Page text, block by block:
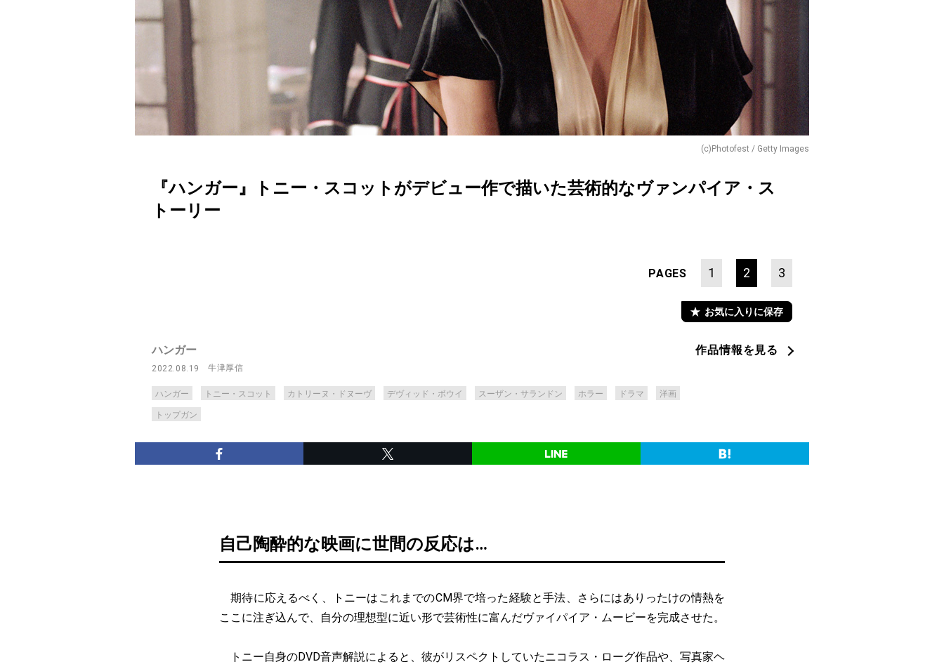
(c)Photofest / Getty Images
『ハンガー』トニー・スコットがデビュー作で描いた芸術的なヴァンパイア・ス
トーリー
PAGES 1 2 3
お気に入りに保存
ハンガー
2022.08.19 牛津厚信
ハンガー トニー・スコット カトリーヌ・ドヌーヴ デヴィッド・ボウイ スーザン・サランドン ホラー ドラマ 洋画
トップガン
作品情報を見る
自己陶酔的な映画に世間の反応は…
期待に応えるべく、トニーはこれまでのCM界で培った経験と手法、さらにはありったけの情熱を
ここに注ぎ込んで、自分の理想型に近い形で芸術性に富んだヴァイパイア・ムービーを完成させた。
トニー自身のDVD音声解説によると、彼がリスペクトしていたニコラス・ローグ作品や、写真家ヘ